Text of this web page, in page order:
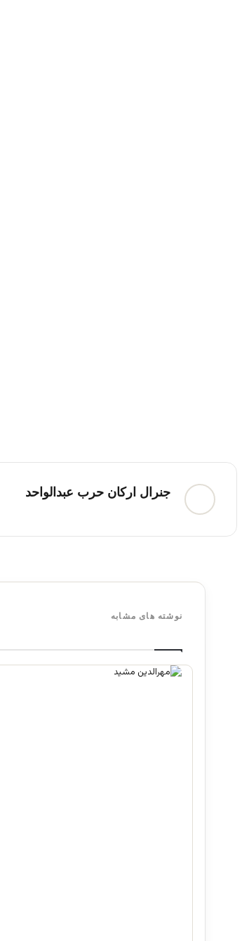
جنرال ارکان حرب عبدالواحد
نوشته های مشابه